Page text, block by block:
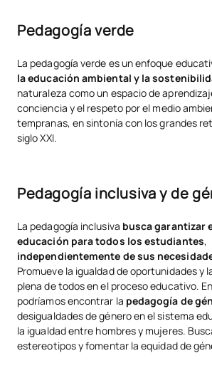
Pedagogía verde
La pedagogía verde es un enfoque
la educación ambiental y la
naturaleza como un espacio de
conciencia y el respeto por el medio
tempranas, en sintonía con los grandes
siglo XXI.
Pedagogía inclusiva y de
La pedagogía inclusiva busca garantizar
educación para todos los estudiantes,
independientemente de sus
Promueve la igualdad de oportunidades y
plena de todos en el proceso educativo.
podríamos encontrar la pedagogía de
desigualdades de género en el sistema
la igualdad entre hombres y mujeres.
estereotipos y fomentar la equidad de